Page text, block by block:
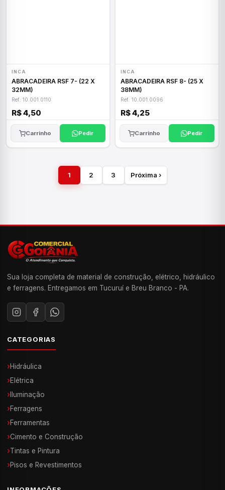
INCA
ABRACADEIRA RSF 7- (22 X
32MM)
Ref: 10.001.0110
R$ 4,50
Carrinho Pedir
INCA
ABRACADEIRA RSF 8- (25 X
38MM)
Ref: 10.001.0096
R$ 4,25
Carrinho Pedir
1 2 3 Próxima ›
Sua loja completa de material de construção, elétrico, hidráulico
e ferragens. Entregamos em Tucuruí e Breu Branco - PA.
CATEGORIAS
›Hidráulica
›Elétrica
› Iluminação
›Ferragens
›Ferramentas
›Cimento e Construção
›Tintas e Pintura
›Pisos e Revestimentos